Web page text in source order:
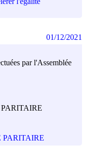
par l'Assemblée
PARITAIRE
01/12/2021